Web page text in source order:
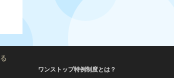
ワンストップ特例制度とは？